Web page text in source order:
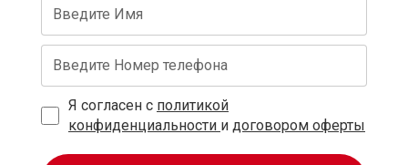
Я согласен с политикой
конфиденциальности и договором оферты